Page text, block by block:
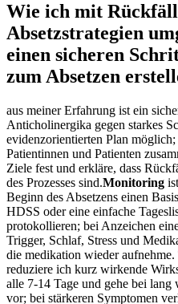
Wie ich mit
Absetzstrategien
einen⁢ sicheren
zum Absetzen
aus‌ meiner ​Erfahrung ist ein
⁤Anticholinergika gegen starkes
evidenzorientierten Plan
Patientinnen und Patienten
Ziele fest und erkläre, dass⁢
des Prozesses sind.Monitoring
Beginn des Absetzens einen
HDSS oder eine ‍einfache
protokollieren; bei Anzeichen
Trigger, Schlaf,‍ Stress und
die ‌medikation wieder aufnehme.
reduziere ich kurz wirkende
alle 7-14 Tage und gehe bei​ lang
‌vor;⁣ bei stärkeren Symptomen